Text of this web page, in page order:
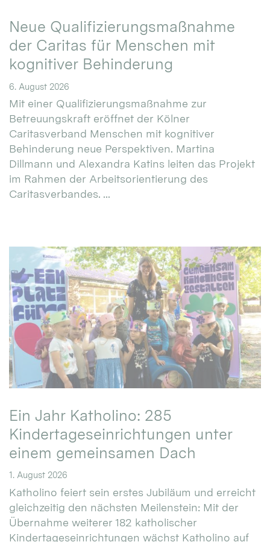
Neue Qualifizierungsmaßnahme
der Caritas für Menschen mit
kognitiver Behinderung
6. August 2026
Mit einer Qualifizierungsmaßnahme zur
Betreuungskraft eröffnet der Kölner
Caritasverband Menschen mit kognitiver
Behinderung neue Perspektiven. Martina
Dillmann und Alexandra Katins leiten das Projekt
im Rahmen der Arbeitsorientierung des
Caritasverbandes. ...
Ein Jahr Katholino: 285
Kindertageseinrichtungen unter
einem gemeinsamen Dach
1. August 2026
Katholino feiert sein erstes Jubiläum und erreicht
gleichzeitig den nächsten Meilenstein: Mit der
Übernahme weiterer 182 katholischer
Kindertageseinrichtungen wächst Katholino auf